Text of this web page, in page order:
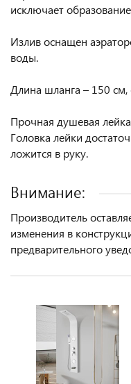
исключает
Излив оснащен
воды.
Длина шланга – 150
Прочная душевая
Головка лейки
ложится в руку.
Внимание:
Производитель
изменения в
предварительного